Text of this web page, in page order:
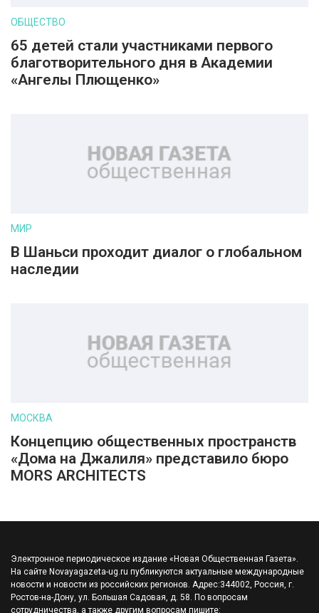
ОБЩЕСТВО
65 детей стали участниками первого
благотворительного дня в Академии
«Ангелы Плющенко»
МИР
В Шаньси проходит диалог о глобальном
наследии
МОСКВА
Концепцию общественных пространств
«Дома на Джалиля» представило бюро
MORS ARCHITECTS
Электронное периодическое издание «Новая Общественная Газета».
На сайте Novayagazeta-ug.ru публикуются актуальные международные
новости и новости из российских регионов. Адрес:344002, Россия, г.
Ростов-на-Дону, ул. Большая Садовая, д. 58. По вопросам
сотрудничества, а также другим вопросам пишите: